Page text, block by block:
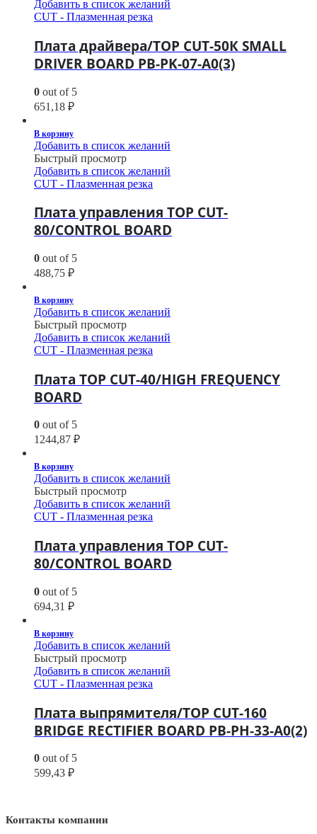
Добавить в список желаний
CUT - Плазменная резка
Плата драйвера/TOP CUT-50К SMALL
DRIVER BOARD PB-PK-07-A0(3)
0 out of 5
651,18 ₽
В корзину
Добавить в список желаний
Быстрый просмотр
Добавить в список желаний
CUT - Плазменная резка
Плата управления TOP CUT-
80/CONTROL BOARD
0 out of 5
488,75 ₽
В корзину
Добавить в список желаний
Быстрый просмотр
Добавить в список желаний
CUT - Плазменная резка
Плата TOP CUT-40/HIGH FREQUENCY
BOARD
0 out of 5
1244,87 ₽
В корзину
Добавить в список желаний
Быстрый просмотр
Добавить в список желаний
CUT - Плазменная резка
Плата управления TOP CUT-
80/CONTROL BOARD
0 out of 5
694,31 ₽
В корзину
Добавить в список желаний
Быстрый просмотр
Добавить в список желаний
CUT - Плазменная резка
Плата выпрямителя/TOP CUT-160
BRIDGE RECTIFIER BOARD PB-PH-33-A0(2)
0 out of 5
599,43 ₽
Контакты компании